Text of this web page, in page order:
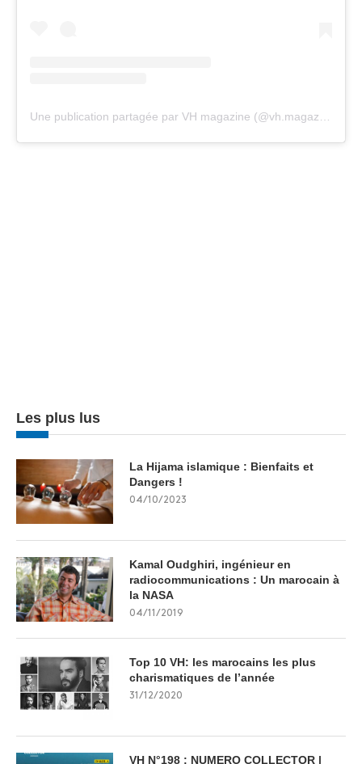
Une publication partagée par VH magazine (@vh.magazine)
Les plus lus
La Hijama islamique : Bienfaits et
Dangers !
04/10/2023
Kamal Oudghiri, ingénieur en
radiocommunications : Un marocain à
la NASA
04/11/2019
Top 10 VH: les marocains les plus
charismatiques de l’année
31/12/2020
VH N°198 : NUMERO COLLECTOR |